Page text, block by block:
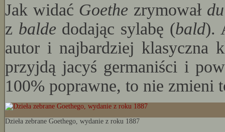
Jak widać Goethe zrymował du
z balde dodając sylabę (bald).
autor i najbardziej klasyczna
przyjdą jacyś germaniści i
100% poprawne, to nie zmieni
Dzieła zebrane Goethego, wydanie z roku 1887